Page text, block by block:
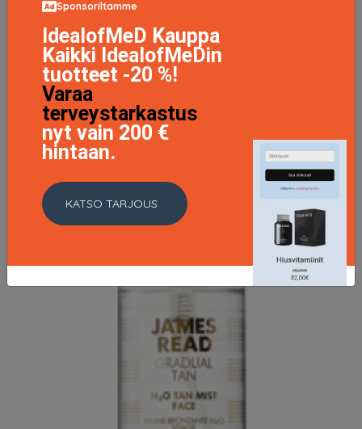
LISÄTIETOJA
Sponsoriltamme
IdealofMeD Kauppa
Kaikki IdealofMeDin
tuotteet -20 %!
Varaa
terveystarkastus
nyt vain 200 €
hintaan.
KATSO TARJOUS